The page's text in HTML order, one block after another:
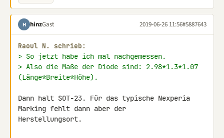
H hinzGast 2019-06-26 11:56#5887643
Raoul N. schrieb:
> So jetzt habe ich mal nachgemessen.
> Also die Maße der Diode sind: 2.98*1.3*1.07
(Länge*Breite*Höhe).
Dann halt SOT-23. Für das typische Nexperia
Marking fehlt dann aber der
Herstellungsort.